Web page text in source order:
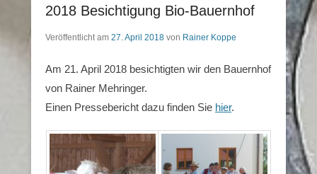
2018 Besichtigung Bio-Bauernhof
Veröffentlicht am 27. April 2018 von Rainer Koppe
Am 21. April 2018 besichtigten wir den Bauernhof
von Rainer Mehringer.
Einen Pressebericht dazu finden Sie hier.